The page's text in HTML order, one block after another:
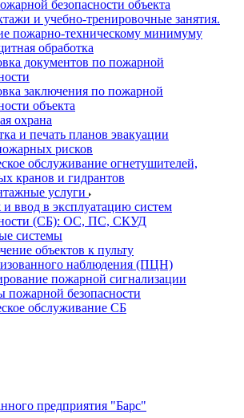
безопасности объекта
и учебно-тренировочные занятия.
пожарно-техническому минимуму
обработка
документов по пожарной
заключения по пожарной
объекта
охрана
и печать планов эвакуации
рисков
обслуживание огнетушителей,
кранов и гидрантов
услуги
ввод в эксплуатацию систем
(СБ): ОС, ПС, СКУД
системы
объектов к пульту
наблюдения (ПЦН)
пожарной сигнализации
пожарной безопасности
обслуживание СБ
предприятия "Барс"